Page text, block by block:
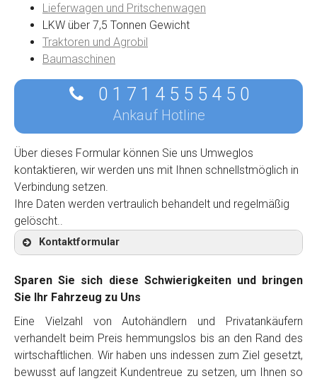
Lieferwagen und Pritschenwagen
LKW über 7,5 Tonnen Gewicht
Traktoren und Agrobil
Baumaschinen
0 1 7 1 4 5 5 5 4 5 0
Ankauf Hotline
Über dieses Formular können Sie uns Umweglos
kontaktieren, wir werden uns mit Ihnen schnellstmöglich in
Verbindung setzen.
Ihre Daten werden vertraulich behandelt und regelmäßig
gelöscht..
Kontaktformular
Kontaktformular
Marke*
Sparen Sie sich diese Schwierigkeiten und bringen
Sie Ihr Fahrzeug zu Uns
Eine Vielzahl von Autohändlern und Privatankäufern
verhandelt beim Preis hemmungslos bis an den Rand des
wirtschaftlichen. Wir haben uns indessen zum Ziel gesetzt,
bewusst auf langzeit Kundentreue zu setzen, um Ihnen so